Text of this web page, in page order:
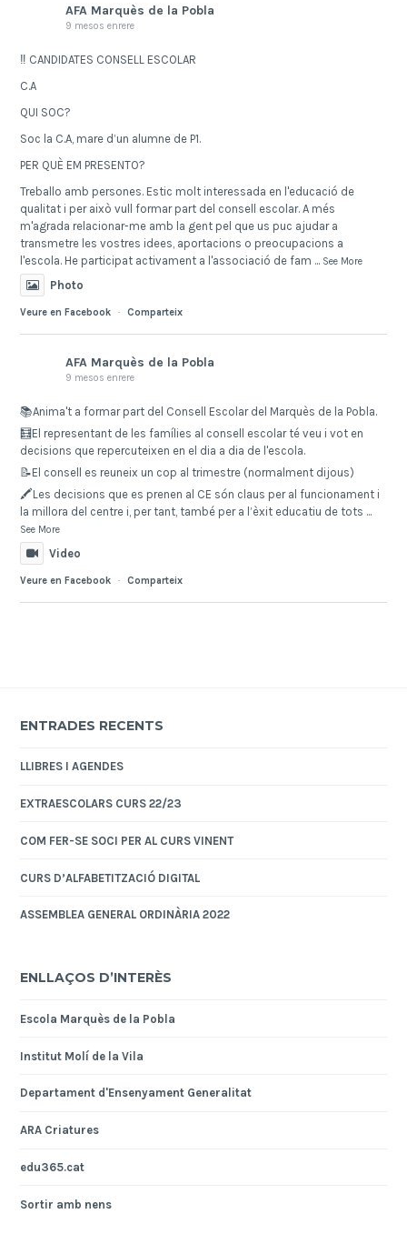
AFA Marquès de la Pobla
9 mesos enrere
‼️ CANDIDATES CONSELL ESCOLAR
C.A
QUI SOC?
Soc la C.A, mare d’un alumne de P1.
PER QUÈ EM PRESENTO?
Treballo amb persones. Estic molt interessada en l'educació de
qualitat i per això vull formar part del consell escolar. A més
m'agrada relacionar-me amb la gent pel que us puc ajudar a
transmetre les vostres idees, aportacions o preocupacions a
l'escola. He participat activament a l'associació de fam ... See More
Photo
Veure en Facebook · Comparteix
AFA Marquès de la Pobla
9 mesos enrere
📚Anima't a formar part del Consell Escolar del Marquès de la Pobla.
🧮El representant de les famílies al consell escolar té veu i vot en
decisions que repercuteixen en el dia a dia de l'escola.
📝El consell es reuneix un cop al trimestre (normalment dijous)
🖍️Les decisions que es prenen al CE són claus per al funcionament i
la millora del centre i, per tant, també per a l’èxit educatiu de tots ...
See More
Video
Veure en Facebook · Comparteix
ENTRADES RECENTS
LLIBRES I AGENDES
EXTRAESCOLARS CURS 22/23
COM FER-SE SOCI PER AL CURS VINENT
CURS D’ALFABETITZACIÓ DIGITAL
ASSEMBLEA GENERAL ORDINÀRIA 2022
ENLLAÇOS D’INTERÈS
Escola Marquès de la Pobla
Institut Molí de la Vila
Departament d'Ensenyament Generalitat
ARA Criatures
edu365.cat
Sortir amb nens